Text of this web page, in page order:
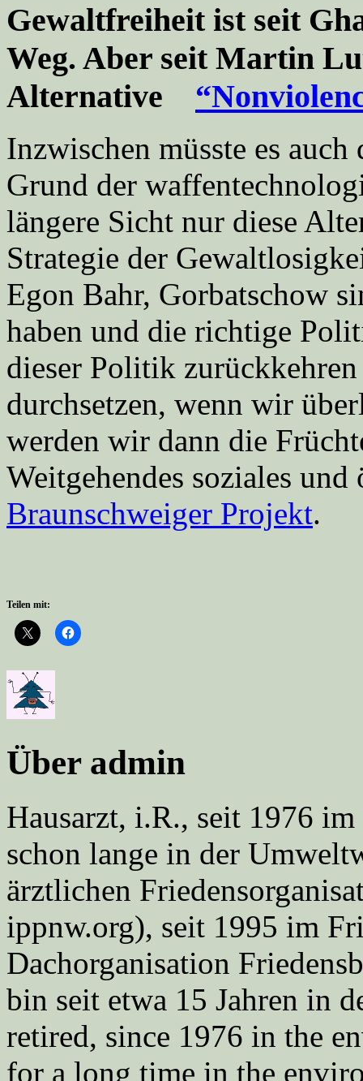
Gewaltfreiheit ist seit
Weg. Aber seit Martin
Alternative
Inzwischen müsste es
Grund der
längere Sicht nur diese
Strategie der
Egon Bahr, Gorbatschow
haben und die richtige
dieser Politik
durchsetzen, wenn wir
werden wir dann die
Weitgehendes soziales
Braunschweiger Projekt.
Teilen mit:
Über admin
Hausarzt, i.R., seit 1976
schon lange in der
ärztlichen
ippnw.org), seit 1995 im
Dachorganisation
bin seit etwa 15 Jahren in
retired, since 1976 in the
for a long time in the